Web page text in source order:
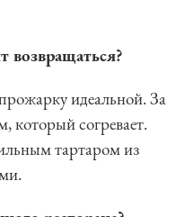
идеальной. За
который согревает.
тартаром из